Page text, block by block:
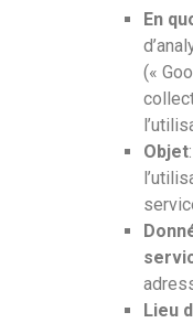
En
(«
Objet
Lieu